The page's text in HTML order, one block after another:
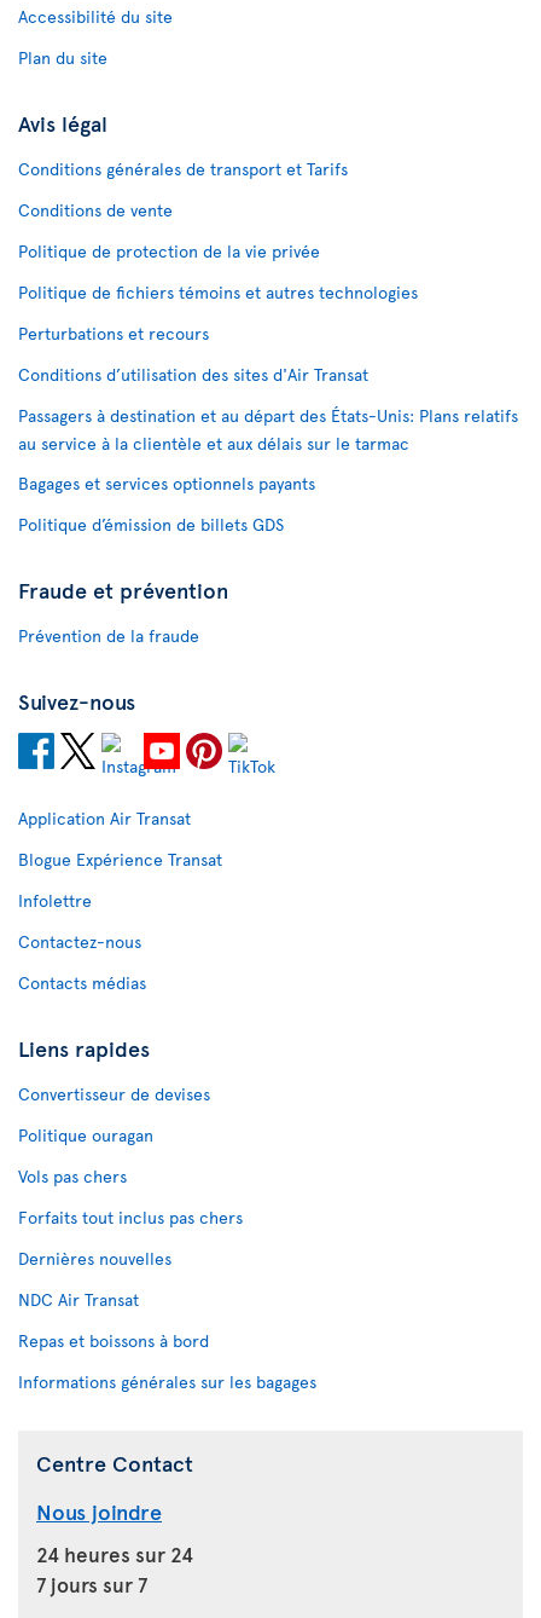
Accessibilité du site
Plan du site
Avis légal
Conditions générales de transport et Tarifs
Conditions de vente
Politique de protection de la vie privée
Politique de fichiers témoins et autres technologies
Perturbations et recours
Conditions d’utilisation des sites d'Air Transat
Passagers à destination et au départ des États-Unis: Plans relatifs
au service à la clientèle et aux délais sur le tarmac
Bagages et services optionnels payants
Politique d’émission de billets GDS
Fraude et prévention
Prévention de la fraude
Suivez-nous
Application Air Transat
Blogue Expérience Transat
Infolettre
Contactez-nous
Contacts médias
Liens rapides
Convertisseur de devises
Politique ouragan
Vols pas chers
Forfaits tout inclus pas chers
Dernières nouvelles
NDC Air Transat
Repas et boissons à bord
Informations générales sur les bagages
Centre Contact
Nous joindre
24 heures sur 24
7 jours sur 7